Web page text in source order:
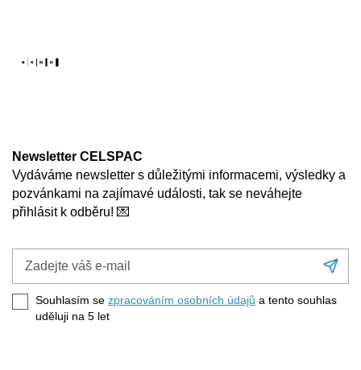
Newsletter CELSPAC
Vydáváme newsletter s důležitými informacemi, výsledky a
pozvánkami na zajímavé události, tak se neváhejte
přihlásit k odběru! 💌
e-
mail
Souhlasím se zpracováním osobních údajů a tento souhlas
uděluji na 5 let